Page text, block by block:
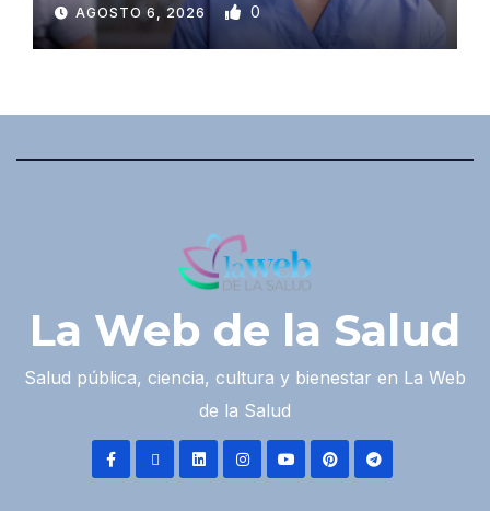
AGOSTO 6, 2026 0
La Web de la Salud
Salud pública, ciencia, cultura y bienestar en La Web
de la Salud